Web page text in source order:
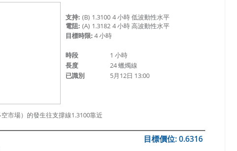
支持: (B) 1.3100 4 小時 低波動性水平
電阻: (A) 1.3182 4 小時 高波動性水平
目標時限: 4 小時
時段
1 小時
長度
24 蠟燭線
已識別
5月12日 13:00
市場）的發生往支撐線1.3100靠近
目標價位: 0.6316